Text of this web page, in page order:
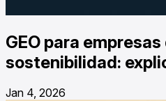
GEO para
sostenibilidad:
Jan 4, 2026